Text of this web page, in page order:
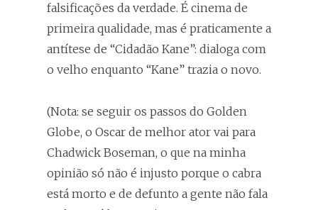
falsificações da verdade. É cinema de
primeira qualidade, mas é praticamente a
antítese de “Cidadão Kane”: dialoga com
o velho enquanto “Kane” trazia o novo.
(Nota: se seguir os passos do Golden
Globe, o Oscar de melhor ator vai para
Chadwick Boseman, o que na minha
opinião só não é injusto porque o cabra
está morto e de defunto a gente não fala